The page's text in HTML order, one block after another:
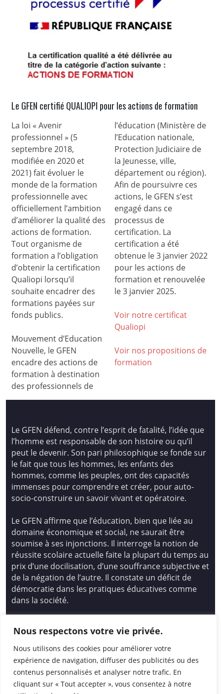
Nous respectons votre vie privée.
Nous utilisons des cookies pour améliorer votre
expérience de navigation, diffuser des publicités ou des
contenus personnalisés et analyser notre trafic. En
cliquant sur « Tout accepter », vous consentez à notre
Le GFEN certifié QUALIOPI pour les actions de formation
La loi « Avenir
professionnel » (5
septembre 2018,
modifiée en 2020 et
2021) fait évoluer le
monde de la formation
professionnelle avec
officiellement l’ambition
d’améliorer la qualité des
actions de formation.
Tout organisme de
formation a l’obligation
d’obtenir la certification
Qualiopi lorsqu’il
souhaite encadrer des
formations payées sur
fonds publics.
Mouvement d’Education
Nouvelle, le GFEN
encadre des actions de
formation à destination
des professionnels de
l’éducation (Ministère de
l’Education nationale,
Protection Judiciaire de
la Jeunesse, ville,
département ou région).
Afin de poursuivre ces
actions, le GFEN s’est
engagé dans ce
processus de
certification. La
certification a été
obtenue le 3 janvier 2022
pour les actions de
formation et renouvelée
le 3 janvier 2025.
Voir notre certificat
Qualiopi
Voir nos propositions de
formation
Le GFEN défend, contre l’esprit de fatalité, l’idée que
l’homme est responsable de son histoire ou qu’il
peut le devenir. Son pari philosophique se fonde sur
le fait que tous les hommes, les enfants des
hommes, comme les peuples, ont des capacités
immenses pour comprendre et créer, pour auto-
socio-construire un savoir vivant et opératoire.
Le GFEN affirme que l’éducation, bien que liée au
domaine économique et social, ne saurait être
soumise à ses injonctions. Il interroge la notion de
réussite scolaire actuelle faite la plupart du temps au
prix d’une docilisation, d’une souffrance subjective et
de la négation de l’autre. Il constate un déficit de
démocratie dans les pratiques éducatives comme
dans la société.
Nouvelle
14 avenue Spinoza 94200 Ivry Sur Seine
01 46 72 53 17 – gfen@gfen.asso.fr